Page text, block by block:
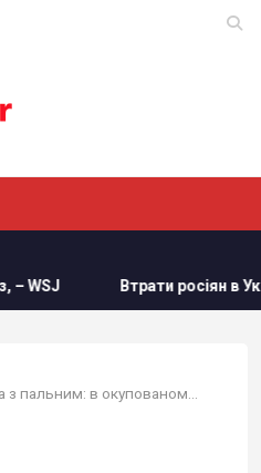
в Україні сягнули нової